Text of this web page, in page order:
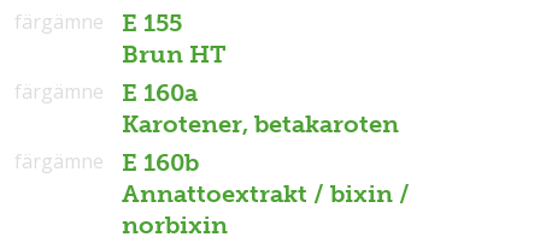
E 155
Brun HT
färgämne
E 160a
Karotener, betakaroten
färgämne
E 160b
Annattoextrakt / bixin /
norbixin
färgämne